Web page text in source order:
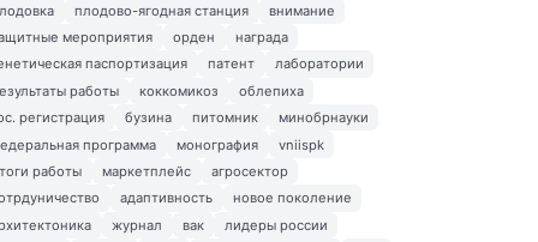
плодово-ягодная станция
внимание
мероприятия
орден
награда
паспортизация
патент
лаборатории
работы
коккомикоз
облепиха
регистрация
бузина питомник
минобрнауки
программа
монография
vniispk
работы
маркетплейс
агросектор
адаптивность
новое поколение
журнал вак
лидеры россии